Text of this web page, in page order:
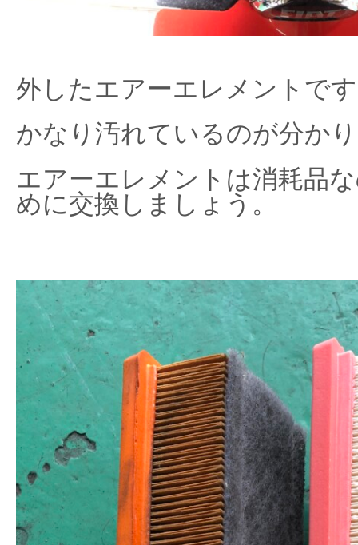
外したエアーエレメントで
かなり汚れているのが分か
エアーエレメントは消耗品
めに交換しましょう。